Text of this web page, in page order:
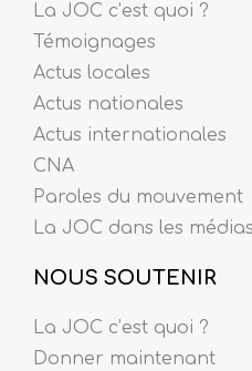
La JOC c’est quoi ?
Témoignages
Actus locales
Actus nationales
Actus internationales
CNA
Paroles du mouvement
La JOC dans les médias
NOUS SOUTENIR
La JOC c’est quoi ?
Donner maintenant